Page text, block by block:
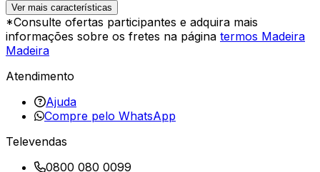
Ver mais características
*Consulte ofertas participantes e adquira mais
informações sobre os fretes na página termos Madeira
Madeira
Atendimento
Ajuda
Compre pelo WhatsApp
Televendas
0800 080 0099